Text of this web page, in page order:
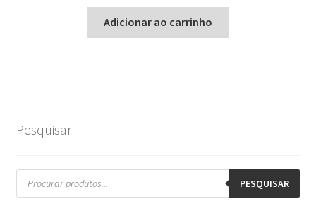
Adicionar ao carrinho
Pesquisar
Pesquisar
produtos PESQUISAR